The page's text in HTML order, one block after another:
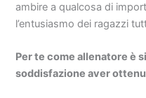
ambire a qualcosa di
l’entusiasmo dei ragazzi
Per te come allenatore è
soddisfazione aver